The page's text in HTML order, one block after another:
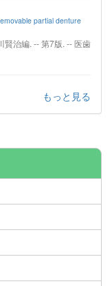
partial denture
賢治編. -- 第7版. -- 医歯
もっと見る